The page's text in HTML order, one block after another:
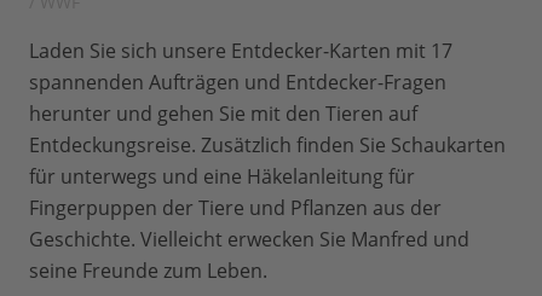
Laden Sie sich unsere Entdecker-Karten mit 17
spannenden Aufträgen und Entdecker-Fragen
herunter und gehen Sie mit den Tieren auf
Entdeckungsreise. Zusätzlich finden Sie Schaukarten
für unterwegs und eine Häkelanleitung für
Fingerpuppen der Tiere und Pflanzen aus der
Geschichte. Vielleicht erwecken Sie Manfred und
seine Freunde zum Leben.